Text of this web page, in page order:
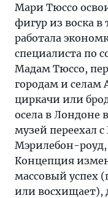
Мари Тюссо
фигур из воска в
работала
специалиста по
Мадам Тюссо,
городам и селам
циркачи или
осела в Лондоне
музей переехал
Мэрилебон-роуд,
Концепция
массовый успех
или восхищает),